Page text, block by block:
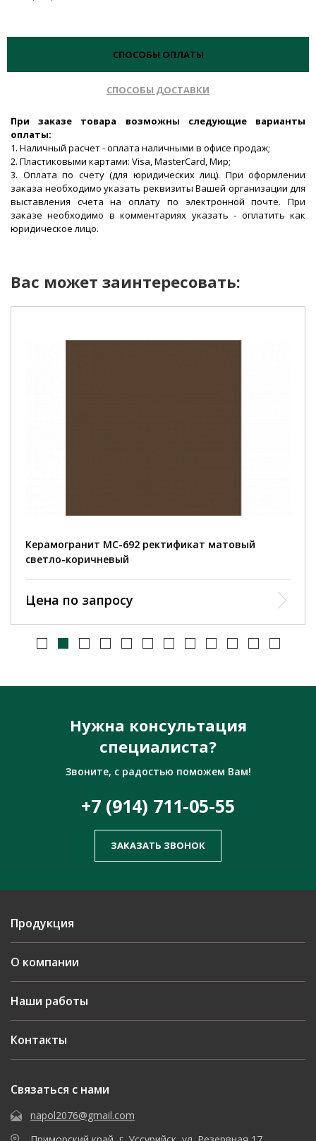
СПОСОБЫ ОПЛАТЫ
СПОСОБЫ ДОСТАВКИ
При заказе товара возможны следующие варианты
оплаты:
1. Наличный расчет - оплата наличными в офисе продаж;
2. Пластиковыми картами: Visa, MasterCard, Мир;
3. Оплата по счету (для юридических лиц). При оформлении
заказа необходимо указать реквизиты Вашей организации для
выставления счета на оплату по электронной почте. При
заказе необходимо в комментариях указать - оплатить как
юридическое лицо.
Вас может заинтересовать:
Керамогранит MC-692 ректификат матовый
светло-коричневый
Цена по запросу
Нужна консультация
специалиста?
Звоните, с радостью поможем Вам!
+7 (914) 711-05-55
ЗАКАЗАТЬ ЗВОНОК
Продукция
О компании
Наши работы
Контакты
Связаться с нами
napol2076@gmail.com